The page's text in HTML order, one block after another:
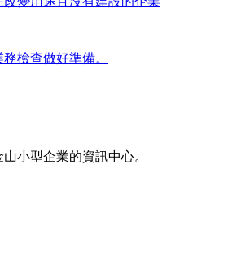
檢查做好準備。
小型企業的資訊中心。